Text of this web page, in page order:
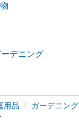
ーデニング
用品 ガーデニング